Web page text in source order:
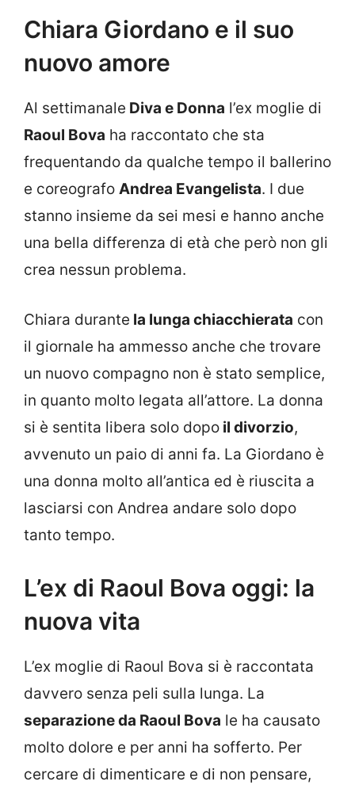
Chiara Giordano e il suo
nuovo amore
Al settimanale Diva e Donna l’ex moglie di
Raoul Bova ha raccontato che sta
frequentando da qualche tempo il ballerino
e coreografo Andrea Evangelista. I due
stanno insieme da sei mesi e hanno anche
una bella differenza di età che però non gli
crea nessun problema.
Chiara durante la lunga chiacchierata con
il giornale ha ammesso anche che trovare
un nuovo compagno non è stato semplice,
in quanto molto legata all’attore. La donna
si è sentita libera solo dopo il divorzio,
avvenuto un paio di anni fa. La Giordano è
una donna molto all’antica ed è riuscita a
lasciarsi con Andrea andare solo dopo
tanto tempo.
L’ex di Raoul Bova oggi: la
nuova vita
L’ex moglie di Raoul Bova si è raccontata
davvero senza peli sulla lunga. La
separazione da Raoul Bova le ha causato
molto dolore e per anni ha sofferto. Per
cercare di dimenticare e di non pensare,